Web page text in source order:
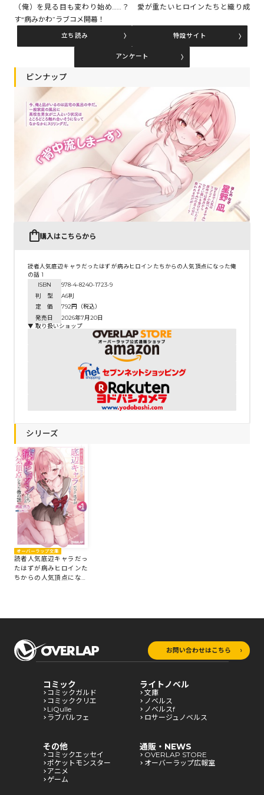
コミックエッセイ
閉じる
（俺）を見る目も変わり始め……？ 愛が重たいヒロインたちと織り成
す“病みかわ”ラブコメ開幕！
立ち読み 特設サイト
アンケート
ピンナップ
購入はこちらから
読者人気底辺キャラだったはずが病みヒロインたちからの人気頂点になった俺
の話 1
ISBN
978-4-8240-1723-9
判 型
A6判
定 価
792円（税込）
発売日
2026年7月20日
▼ 取り扱いショップ
シリーズ
オーバーラップ文庫
読者人気底辺キャラだっ
たはずが病みヒロインた
ちからの人気頂点になっ
お問い合わせはこちら
コミック
コミックガルド
コミッククリエ
LiQulle
ラブパルフェ
ライトノベル
文庫
ノベルス
ノベルスf
ロサージュノベルス
その他
コミックエッセイ
ポケットモンスター
アニメ
ゲーム
通販・NEWS
OVERLAP STORE
オーバーラップ広報室